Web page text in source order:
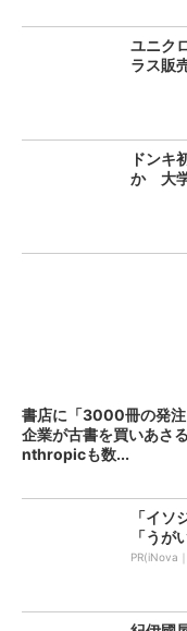
ユニク
ラス販
ドンキ
か 大学
書店に「3000冊の発
企業が古書を買いあさ
nthropicも数...
「イ
「うが
PR(iNova